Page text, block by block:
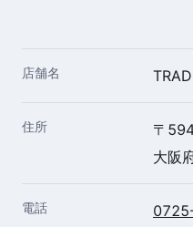
店舗名
住所
〒
大阪
電話